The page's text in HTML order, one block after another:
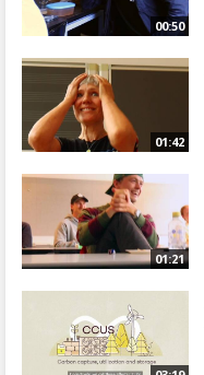
00:50
01:42
01:21